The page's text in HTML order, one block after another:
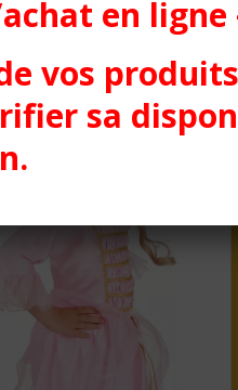
en
vos produits
sa